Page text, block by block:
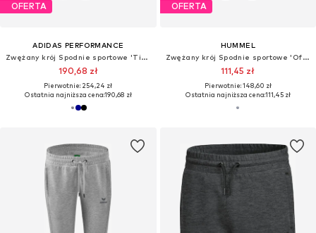
OFERTA
ADIDAS PERFORMANCE
Zwężany krój Spodnie sportowe 'Tiro 24'
190,68 zł
Pierwotnie: 254,24 zł
Ostatnia najniższa cena:190,68 zł
OFERTA
HUMMEL
Zwężany krój Spodnie sportowe 'Offgrid'
111,45 zł
Pierwotnie: 148,60 zł
Ostatnia najniższa cena:111,45 zł